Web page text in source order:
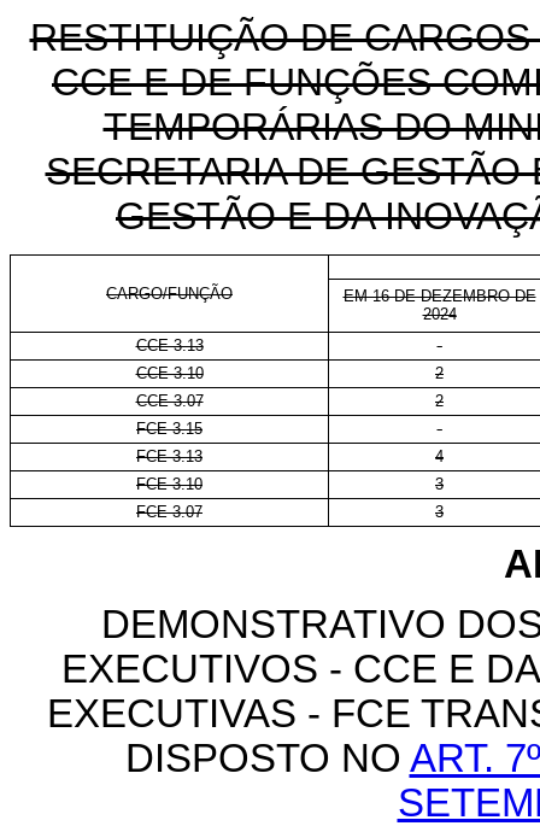
RESTITUIÇÃO DE
CCE E DE FUNÇÕES
TEMPORÁRIAS DO
SECRETARIA DE
GESTÃO E DA
CARGO/FUNÇÃO
EM 16 DE DEZEMBRO DE
2024
CCE 3.13
-
CCE 3.10
2
CCE 3.07
2
FCE 3.15
-
FCE 3.13
4
FCE 3.10
3
FCE 3.07
3
DEMONSTRATIVO
EXECUTIVOS - CCE E
EXECUTIVAS - FCE
DISPOSTO NO ART.